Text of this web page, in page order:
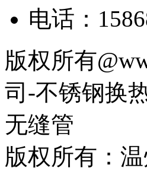
电话：
版权所有
司-不锈钢换
无缝管
版权所有：